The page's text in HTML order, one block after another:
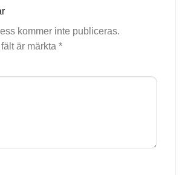
kommer inte publiceras.
är märkta *